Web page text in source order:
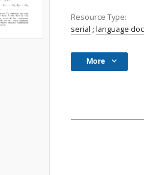
Resource Type:
serial ; language
More